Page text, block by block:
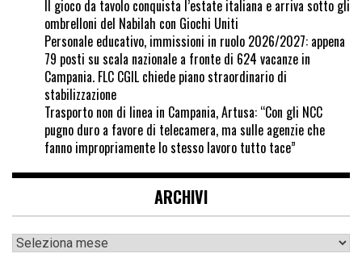
Il gioco da tavolo conquista l’estate italiana e arriva sotto gli
ombrelloni del Nabilah con Giochi Uniti
Personale educativo, immissioni in ruolo 2026/2027: appena
79 posti su scala nazionale a fronte di 624 vacanze in
Campania. FLC CGIL chiede piano straordinario di
stabilizzazione
Trasporto non di linea in Campania, Artusa: “Con gli NCC
pugno duro a favore di telecamera, ma sulle agenzie che
fanno impropriamente lo stesso lavoro tutto tace”
ARCHIVI